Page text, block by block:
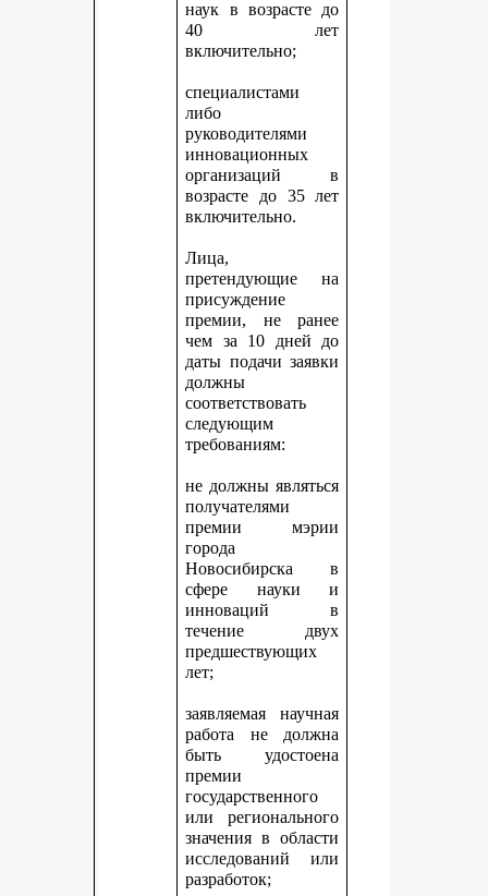
наук в возрасте до
40 лет
включительно;
специалистами
либо
руководителями
инновационных
организаций в
возрасте до 35 лет
включительно.
Лица,
претендующие на
присуждение
премии, не ранее
чем за 10 дней до
даты подачи заявки
должны
соответствовать
следующим
требованиям:
не должны являться
получателями
премии мэрии
города
Новосибирска в
сфере науки и
инноваций в
течение двух
предшествующих
лет;
заявляемая научная
работа не должна
быть удостоена
премии
государственного
или регионального
значения в области
исследований или
разработок;